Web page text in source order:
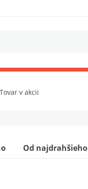
Tovar v akcii
Od najdrahšieho